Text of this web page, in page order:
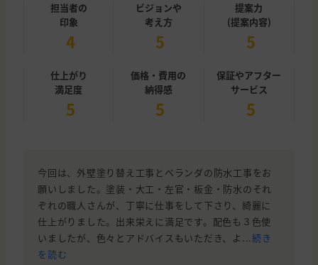
担当者の
印象
4
ビジョンや
考え方
5
提案力
(提案内容)
5
仕上がり
満足度
5
価格・費用の
納得感
5
保証やアフター
サービス
5
今回は、外壁塗り替え工事とベランダの防水工事をお
願いしました。塗装・大工・左官・板金・防水のそれ
ぞれの職人さんが、丁寧に仕事をして下さり、綺麗に
仕上がりました。出来栄えに満足です。配色も３色使
いましたが、色々とアドバイスもいただき、よ...続き
を読む